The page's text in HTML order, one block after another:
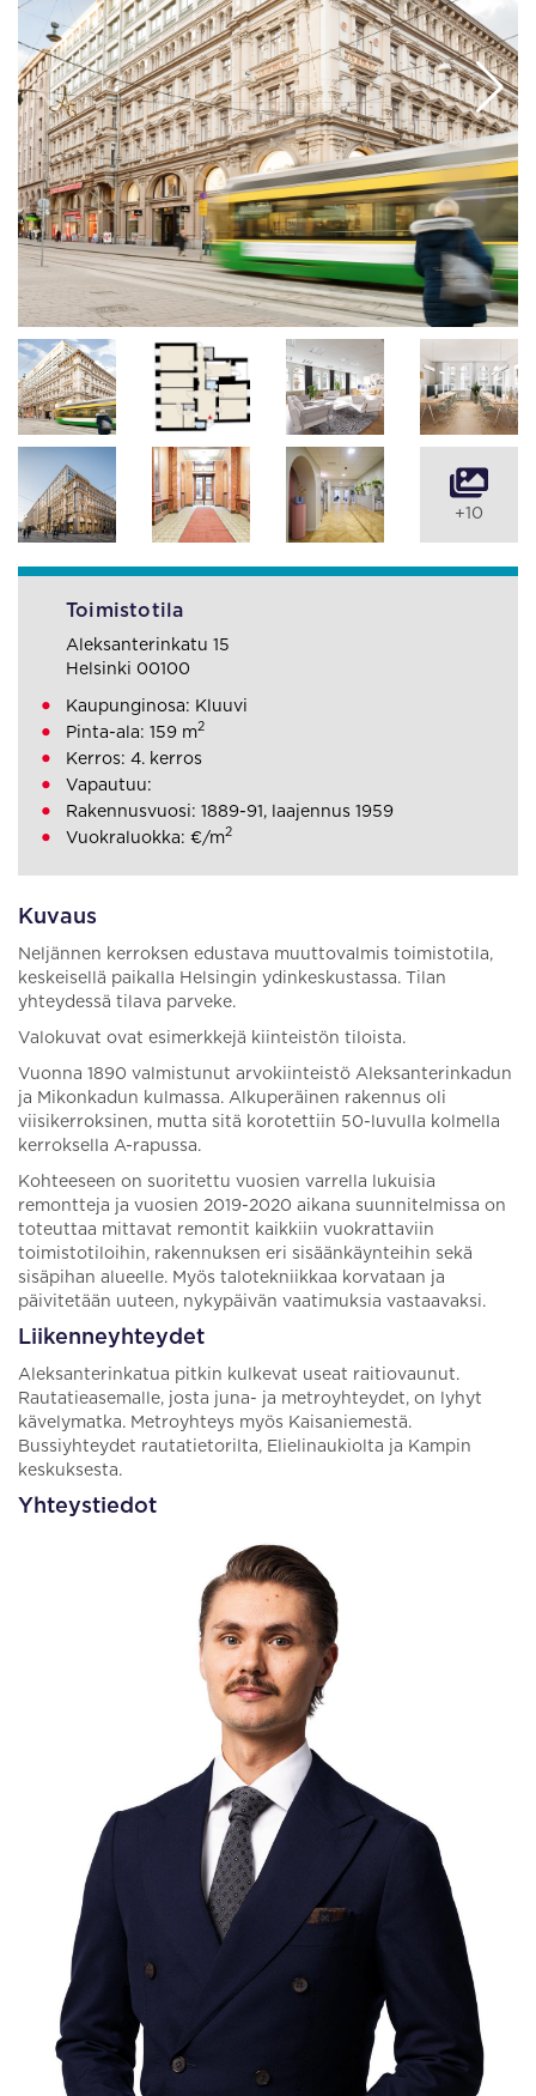
Kuvaus
Neljännen kerroksen edustava muuttovalmis toimistotila,
keskeisellä paikalla Helsingin ydinkeskustassa. Tilan
yhteydessä tilava parveke.
Valokuvat ovat esimerkkejä kiinteistön tiloista.
Vuonna 1890 valmistunut arvokiinteistö Aleksanterinkadun
ja Mikonkadun kulmassa. Alkuperäinen rakennus oli
viisikerroksinen, mutta sitä korotettiin 50-luvulla kolmella
kerroksella A-rapussa.
Kohteeseen on suoritettu vuosien varrella lukuisia
remontteja ja vuosien 2019-2020 aikana suunnitelmissa on
toteuttaa mittavat remontit kaikkiin vuokrattaviin
toimistotiloihin, rakennuksen eri sisäänkäynteihin sekä
sisäpihan alueelle. Myös talotekniikkaa korvataan ja
päivitetään uuteen, nykypäivän vaatimuksia vastaavaksi.
Liikenneyhteydet
Aleksanterinkatua pitkin kulkevat useat raitiovaunut.
Rautatieasemalle, josta juna- ja metroyhteydet, on lyhyt
kävelymatka. Metroyhteys myös Kaisaniemestä.
Bussiyhteydet rautatietorilta, Elielinaukiolta ja Kampin
keskuksesta.
Yhteystiedot
+10
Toimistotila
Aleksanterinkatu 15
Helsinki 00100
Kaupunginosa: Kluuvi
Pinta-ala: 159 m2
Kerros: 4. kerros
Vapautuu:
Rakennusvuosi: 1889-91, laajennus 1959
Vuokraluokka: €/m2